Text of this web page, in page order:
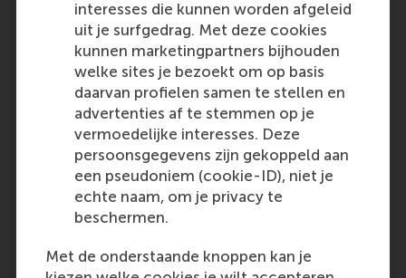
interesses die kunnen worden afgeleid
uit je surfgedrag. Met deze cookies
kunnen marketingpartners bijhouden
welke sites je bezoekt om op basis
daarvan profielen samen te stellen en
advertenties af te stemmen op je
vermoedelijke interesses. Deze
persoonsgegevens zijn gekoppeld aan
een pseudoniem (cookie-ID), niet je
echte naam, om je privacy te
beschermen.
Met de onderstaande knoppen kan je
Vrijwillig(er) op internet
Outlet:
Boston Business Journal Media Type:
Unknown
Monday, 31 March 2008
Michael Porters vijfkrachtenmodel blijft
krachtig
Outlet:
DW Drogisten Weekblad
Monday, 31 March 2008